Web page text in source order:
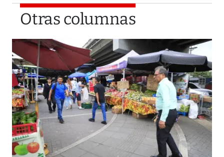
Otras columnas